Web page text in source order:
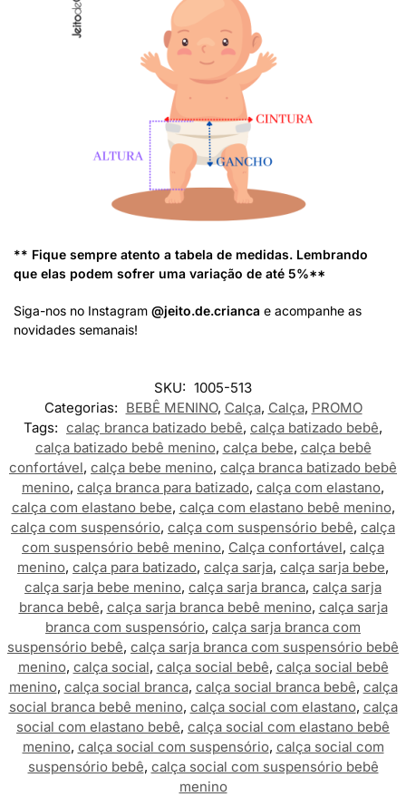
** Fique sempre atento a tabela de medidas. Lembrando
que elas podem sofrer uma variação de até 5%**
Siga-nos no Instagram @jeito.de.crianca e acompanhe as
novidades semanais!
SKU: 1005-513
Categorias: BEBÊ MENINO, Calça, Calça, PROMO
Tags: calaç branca batizado bebê, calça batizado bebê,
calça batizado bebê menino, calça bebe, calça bebê
confortável, calça bebe menino, calça branca batizado bebê
menino, calça branca para batizado, calça com elastano,
calça com elastano bebe, calça com elastano bebê menino,
calça com suspensório, calça com suspensório bebê, calça
com suspensório bebê menino, Calça confortável, calça
menino, calça para batizado, calça sarja, calça sarja bebe,
calça sarja bebe menino, calça sarja branca, calça sarja
branca bebê, calça sarja branca bebê menino, calça sarja
branca com suspensório, calça sarja branca com
suspensório bebê, calça sarja branca com suspensório bebê
menino, calça social, calça social bebê, calça social bebê
menino, calça social branca, calça social branca bebê, calça
social branca bebê menino, calça social com elastano, calça
social com elastano bebê, calça social com elastano bebê
menino, calça social com suspensório, calça social com
suspensório bebê, calça social com suspensório bebê
menino